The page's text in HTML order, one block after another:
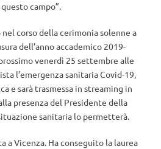
campo”.
corso della cerimonia solenne a
dell’anno accademico 2019-
venerdì 25 settembre alle
l’emergenza sanitaria Covid-19,
e sarà trasmessa in streaming in
presenza del Presidente della
sanitaria lo permetterà.
a Vicenza. Ha conseguito la laurea